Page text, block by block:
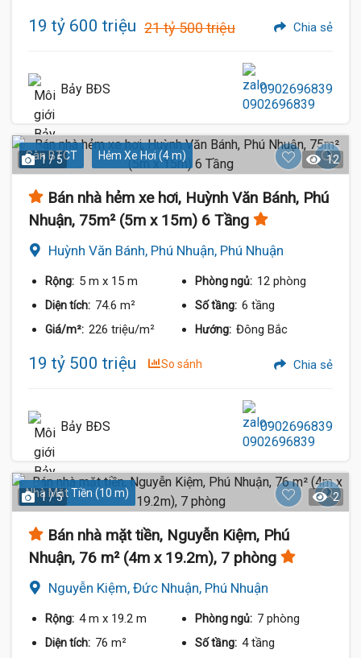
19 tỷ 600 triệu 21 tỷ 500 triệu Chia sẻ
Bảy BĐS 0902696839
Sàn BTCT Hẻm Xe Hơi (4 m)
1 / 5 12
Bán nhà hẻm xe hơi, Huỳnh Văn Bánh, Phú
Nhuận, 75m² (5m x 15m) 6 Tầng
Huỳnh Văn Bánh, Phú Nhuận, Phú Nhuận
Rộng: 5 m x 15 m Phòng ngủ: 12 phòng
Diện tích: 74.6 m² Số tầng: 6 tầng
Giá/m²: 226 triệu/m² Hướng: Đông Bắc
19 tỷ 500 triệu So sánh Chia sẻ
Bảy BĐS 0902696839
Nhà Mặt Tiền (10 m)
1 / 5 2
Bán nhà mặt tiền, Nguyễn Kiệm, Phú
Nhuận, 76 m² (4m x 19.2m), 7 phòng
Nguyễn Kiệm, Đức Nhuận, Phú Nhuận
Rộng: 4 m x 19.2 m Phòng ngủ: 7 phòng
Diện tích: 76 m² Số tầng: 4 tầng